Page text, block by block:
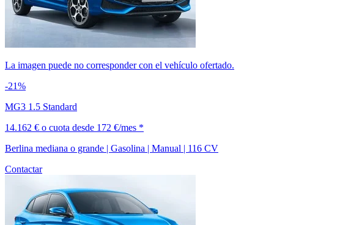
La imagen puede no corresponder con el vehículo ofertado.
-21%
MG3 1.5 Standard
14.162 € o cuota desde 172 €/mes *
Berlina mediana o grande | Gasolina | Manual | 116 CV
Contactar